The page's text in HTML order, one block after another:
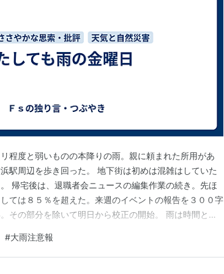
程度と弱いものの本降りの雨。親に頼まれた所用があ
駅周辺を歩き回った。 地下街は初めは混雑はしていた
帰宅後は、退職者会ニュースの編集作業の続き。先ほ
ては８５％を超えた。来週のイベントの報告を３００字
その部分を除いて明日から校正の開始。 雨は時間とと
雨では、たとえ雨が上がったとしても明日土曜日の団
である。夕刻から管理組合の諮…
#大雨注意報